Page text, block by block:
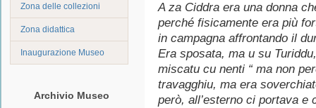
Zona delle collezioni
Zona didattica
Inaugurazione Museo
Archivio Museo
A za Ciddra era una donna
perché fisicamente era più
in campagna affrontando il
Era sposata, ma u su
miscatu cu nenti “ ma non
travagghiu, ma era
però, all’esterno ci portava